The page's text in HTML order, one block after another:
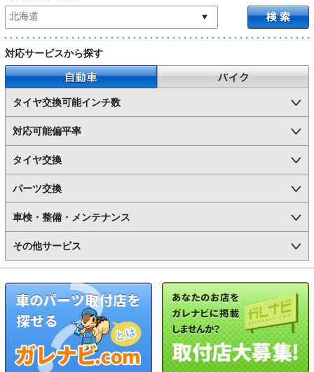
対応サービスから探す
自動車
タイヤ交換可能インチ数
対応可能偏平率
タイヤ交換
パーツ交換
車検・整備・メンテナンス
その他サービス